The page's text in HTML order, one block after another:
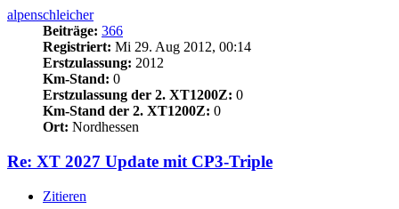
alpenschleicher
Beiträge: 366
Registriert: Mi 29. Aug 2012, 00:14
Erstzulassung: 2012
Km-Stand: 0
Erstzulassung der 2. XT1200Z: 0
Km-Stand der 2. XT1200Z: 0
Ort: Nordhessen
Re: XT 2027 Update mit CP3-Triple
Zitieren